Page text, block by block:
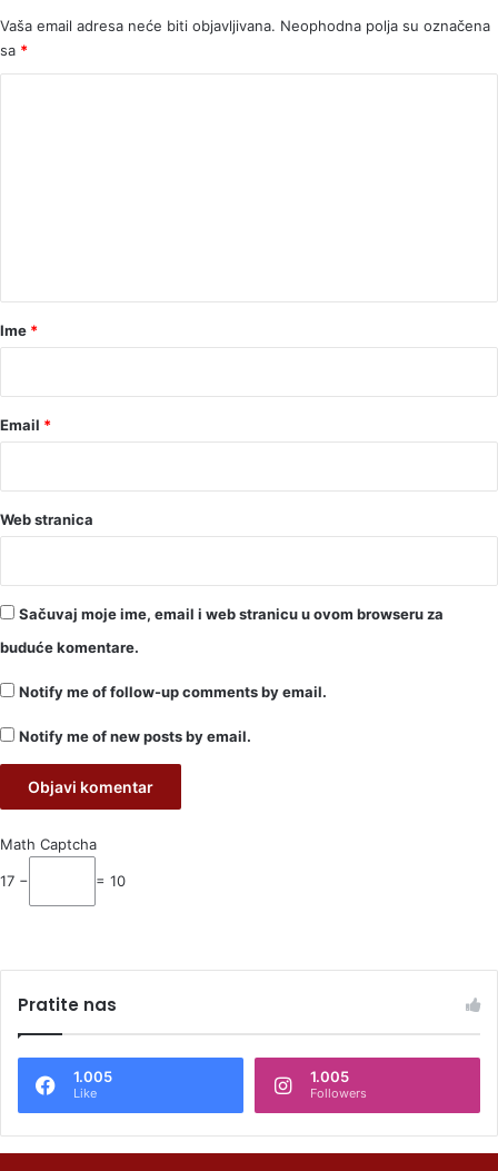
Vaša email adresa neće biti objavljivana. Neophodna polja su označena
sa *
r
Ime *
Email *
Web stranica
Sačuvaj moje ime, email i web stranicu u ovom browseru za
buduće komentare.
Notify me of follow-up comments by email.
Notify me of new posts by email.
Math Captcha
17 − = 10
Pratite nas
1.005
Like
1.005
Followers